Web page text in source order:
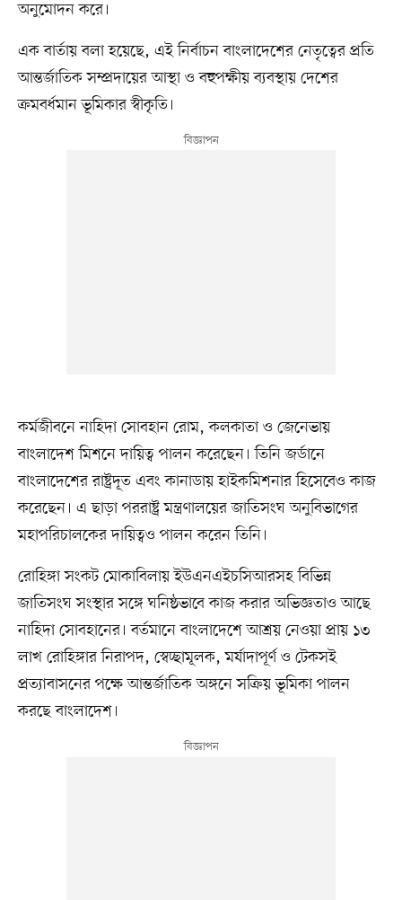
অনুমোদন করে।
এক বার্তায় বলা হয়েছে, এই নির্বাচন বাংলাদেশের নেতৃত্বের প্রতি
আন্তর্জাতিক সম্প্রদায়ের আস্থা ও বহুপক্ষীয় ব্যবস্থায় দেশের
ক্রমবর্ধমান ভূমিকার স্বীকৃতি।
কর্মজীবনে নাহিদা সোবহান রোম, কলকাতা ও জেনেভায়
বাংলাদেশ মিশনে দায়িত্ব পালন করেছেন। তিনি জর্ডানে
বাংলাদেশের রাষ্ট্রদূত এবং কানাডায় হাইকমিশনার হিসেবেও কাজ
করেছেন। এ ছাড়া পররাষ্ট্র মন্ত্রণালয়ের জাতিসংঘ অনুবিভাগের
মহাপরিচালকের দায়িত্বও পালন করেন তিনি।
রোহিঙ্গা সংকট মোকাবিলায় ইউএনএইচসিআরসহ বিভিন্ন
জাতিসংঘ সংস্থার সঙ্গে ঘনিষ্ঠভাবে কাজ করার অভিজ্ঞতাও আছে
নাহিদা সোবহানের। বর্তমানে বাংলাদেশে আশ্রয় নেওয়া প্রায় ১৩
লাখ রোহিঙ্গার নিরাপদ, স্বেচ্ছামূলক, মর্যাদাপূর্ণ ও টেকসই
প্রত্যাবাসনের পক্ষে আন্তর্জাতিক অঙ্গনে সক্রিয় ভূমিকা পালন
করছে বাংলাদেশ।